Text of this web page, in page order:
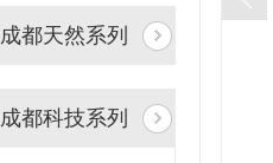
成都天然系列
成都科技系列